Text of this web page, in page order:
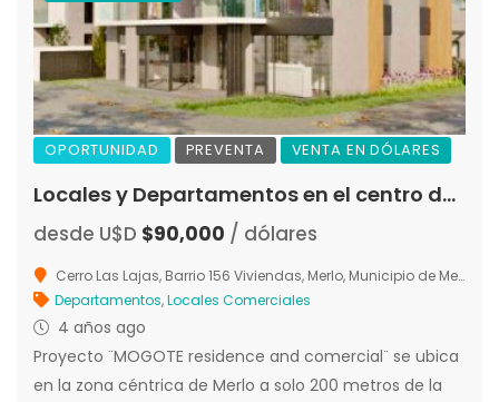
OPORTUNIDAD PREVENTA VENTA EN DÓLARES
Locales y Departamentos en el centro de Merlo en proyecto ¨MOGOTE¨
desde U$D $90,000 / dólares
Cerro Las Lajas, Barrio 156 Viviendas, Merlo, Municipio de Merlo, Junín, San Luis, 5881, Argentina
Departamentos,Locales Comerciales
4 años ago
Proyecto ¨MOGOTE residence and comercial¨ se ubica
en la zona céntrica de Merlo a solo 200 metros de la